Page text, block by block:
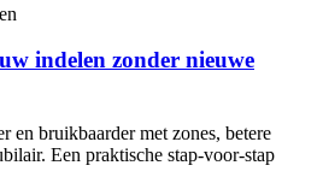
indelen zonder nieuwe
en bruikbaarder met zones, betere
Een praktische stap-voor-stap